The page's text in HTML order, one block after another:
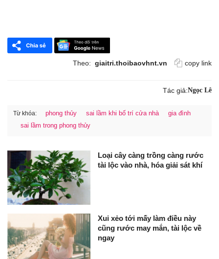
Theo: giaitri.thoibaovhnt.vn copy link
Tác giả:Ngọc Lê
Từ khóa: phong thủy sai lầm khi bố trí cửa nhà
gia đình
sai lầm trong phong thủy
Loại cây càng trồng càng rước
tài lộc vào nhà, hóa giải sát khí
Xui xẻo tới mấy làm điều này
cũng rước may mắn, tài lộc về
ngay